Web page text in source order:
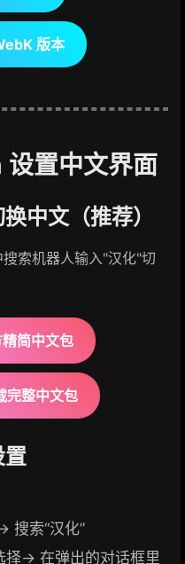
版本
置中文界面
中文（推荐）
索机器人输入"汉化"切
简中文包
完整中文包
置
搜索“汉化”
择→ 在弹出的对话框里